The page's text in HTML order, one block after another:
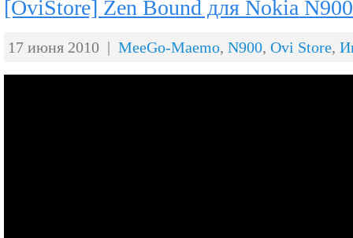
[OviStore] Zen Bound для Nokia
17 июня 2010 | MeeGo-Maemo, N900, Ovi Store,